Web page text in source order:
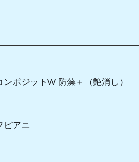
ポジットW 防藻＋（艶消し）
ピアニ